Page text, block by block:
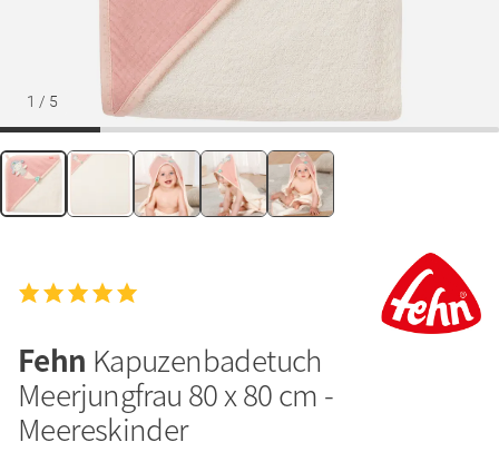
1 / 5
Fehn Kapuzenbadetuch
Meerjungfrau 80 x 80 cm -
Meereskinder